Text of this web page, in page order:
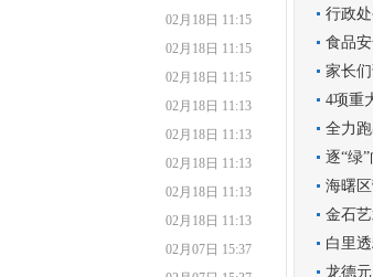
02月18日 11:15
02月18日 11:15
02月18日 11:15
02月18日 11:13
02月18日 11:13
02月18日 11:13
02月18日 11:13
02月18日 11:13
02月07日 15:37
行政
食品安
家长
4项重
全力跑出
逐“绿”
海曙
金石艺术
白里透
龙德